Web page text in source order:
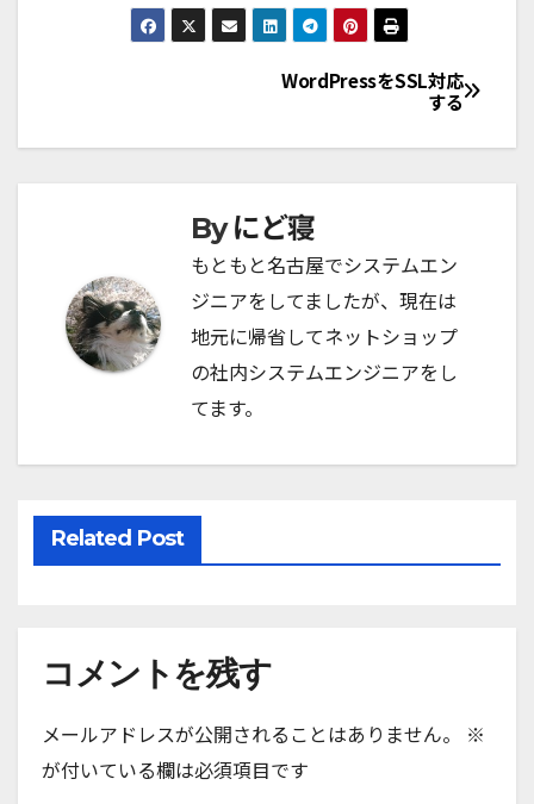
稿
ゲ
ー
シ
ン
WordPressをSSL対応
する
Byにど寝
もともと名古屋でシステムエン
ジニアをしてましたが、現在は
地元に帰省してネットショップ
の社内システムエンジニアをし
てます。
Related Post
コメントを残す
メールアドレスが公開されることはありません。
※
が付いている欄は必須項目です